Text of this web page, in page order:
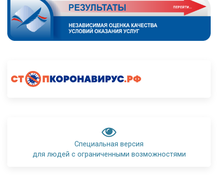
Специальная версия
для людей с ограниченными возможностями